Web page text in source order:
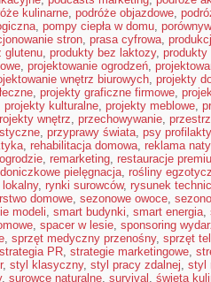
kulinarne, podróże objazdowe,
, pompy ciepła w domu,
stron, prasa cyfrowa,
glutenu, produkty bez laktozy, produkty
, projektowanie ogrodzeń,
wnętrz biurowych, projekty
, projekty graficzne firmowe,
projekty kulturalne, projekty meblowe,
wnętrz, przechowywanie,
, przyprawy świata, psy
, rehabilitacja domowa, reklama
, remarketing, restauracje
pielęgnacja, rośliny
, rynki surowców, rysunek
domowe, sezonowe owoce,
modeli, smart budynki, smart energia,
, spacer w lesie, sponsoring
, sprzęt medyczny przenośny, sprzęt
strategia PR, strategie marketingowe,
, styl klasyczny, styl pracy zdalnej, styl
, surowce naturalne, survival , święta